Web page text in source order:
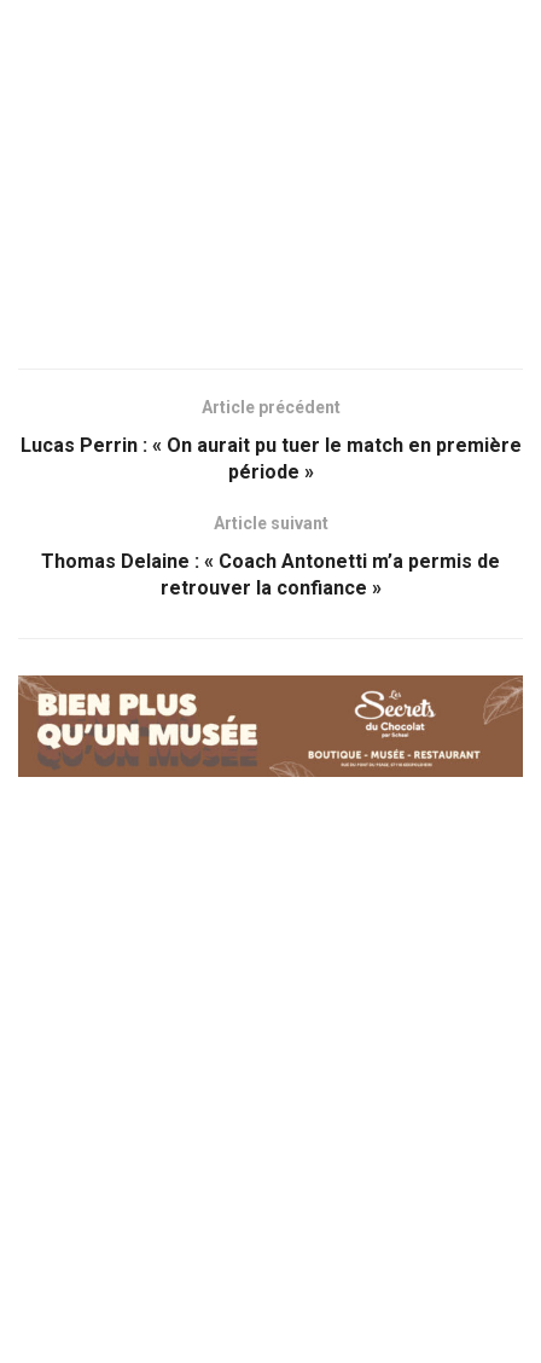
Article précédent
Lucas Perrin : « On aurait pu tuer le match en première
période »
Article suivant
Thomas Delaine : « Coach Antonetti m’a permis de
retrouver la confiance »